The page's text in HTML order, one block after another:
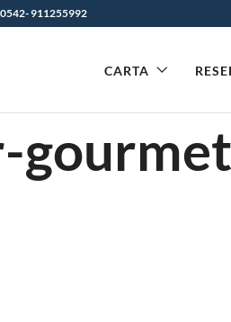
911255992
CARTA